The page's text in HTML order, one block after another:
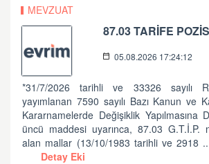
MEVZUAT
87.03 TARİFE
05.08.2026 17:24:12
*31/7/2026 tarihli ve 33326 sayılı
yayımlanan 7590 sayılı Bazı Kanun ve
Kararnamelerde Değişiklik Yapılmasına
üncü maddesi uyarınca, 87.03 G.T.İ.P.
alan mallar (13/10/1983 tarihli ve 2918 ..
Detay Eki